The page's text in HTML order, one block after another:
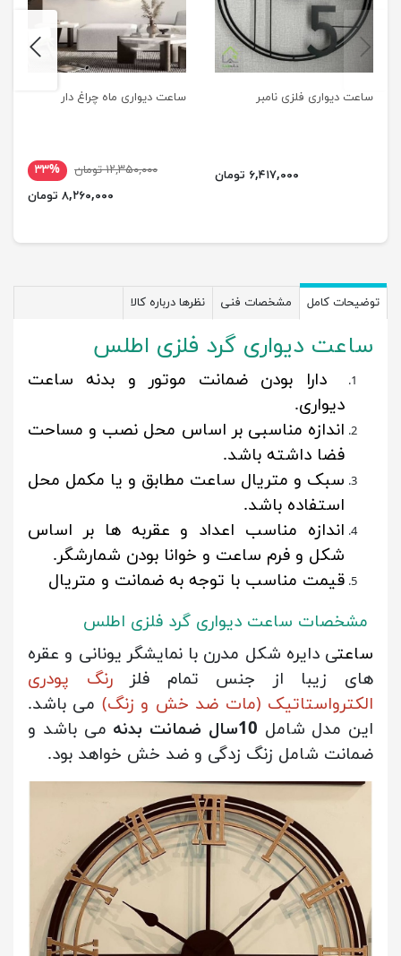
ساعت دیواری فلزی نامبر
۶,۴۱۷,۰۰۰ تومان
ساعت دیواری ماه چراغ دار
۱۲,۳۵۰,۰۰۰ تومان
۳۳%
۸,۲۶۰,۰۰۰ تومان
previus
توضیحات کامل مشخصات فنی نظرها درباره کالا
ساعت دیواری گرد فلزی اطلس
دارا بودن ضمانت موتور و بدنه ساعت
دیواری.
اندازه مناسبی بر اساس محل نصب و مساحت
فضا داشته باشد.
سبک و متریال ساعت مطابق و یا مکمل محل
استفاده باشد.
اندازه مناسب اعداد و عقربه ها بر اساس
شکل و فرم ساعت و خوانا بودن شمارشگر.
قیمت مناسب با توجه به ضمانت و متریال
مشخصات ساعت دیواری گرد فلزی اطلس
ساعتی دایره شکل مدرن با نمایشگر یونانی و عقره
های زیبا از جنس تمام فلزرنگ پودری
الکترواستاتیک (مات ضد خش و زنگ) می باشد.
این مدل شامل 10سال ضمانت بدنه
می باشد و
ضمانت شامل زنگ زدگی و ضد خش خواهد بود.